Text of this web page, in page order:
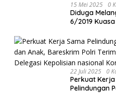
15 Mei 2025 0
Diduga
6/2019
Bandung
22 Juli 2025 0
Perkuat
Pelindungan